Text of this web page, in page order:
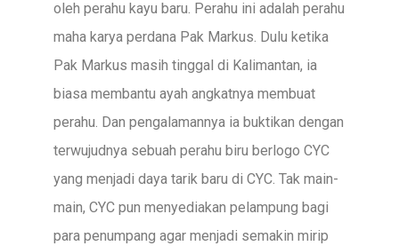
oleh perahu kayu baru. Perahu ini adalah perahu
maha karya perdana Pak Markus. Dulu ketika
Pak Markus masih tinggal di Kalimantan, ia
biasa membantu ayah angkatnya membuat
perahu. Dan pengalamannya ia buktikan dengan
terwujudnya sebuah perahu biru berlogo CYC
yang menjadi daya tarik baru di CYC. Tak main-
main, CYC pun menyediakan pelampung bagi
para penumpang agar menjadi semakin mirip